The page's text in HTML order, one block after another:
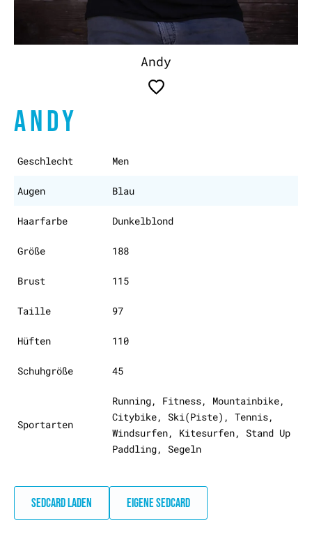
Andy
ANDY
Geschlecht Men
Augen Blau
Haarfarbe Dunkelblond
Größe 188
Brust 115
Taille 97
Hüften 110
Schuhgröße 45
Sportarten
Running, Fitness, Mountainbike,
Citybike, Ski(Piste), Tennis,
Windsurfen, Kitesurfen, Stand Up
Paddling, Segeln
SEDCARD LADEN EIGENE SEDCARD